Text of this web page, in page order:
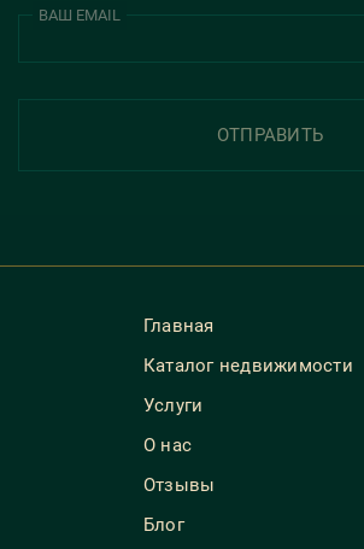
ВАШ EMAIL
ОТПРАВИТЬ
Главная
Каталог недвижимости
Услуги
О нас
Отзывы
Блог